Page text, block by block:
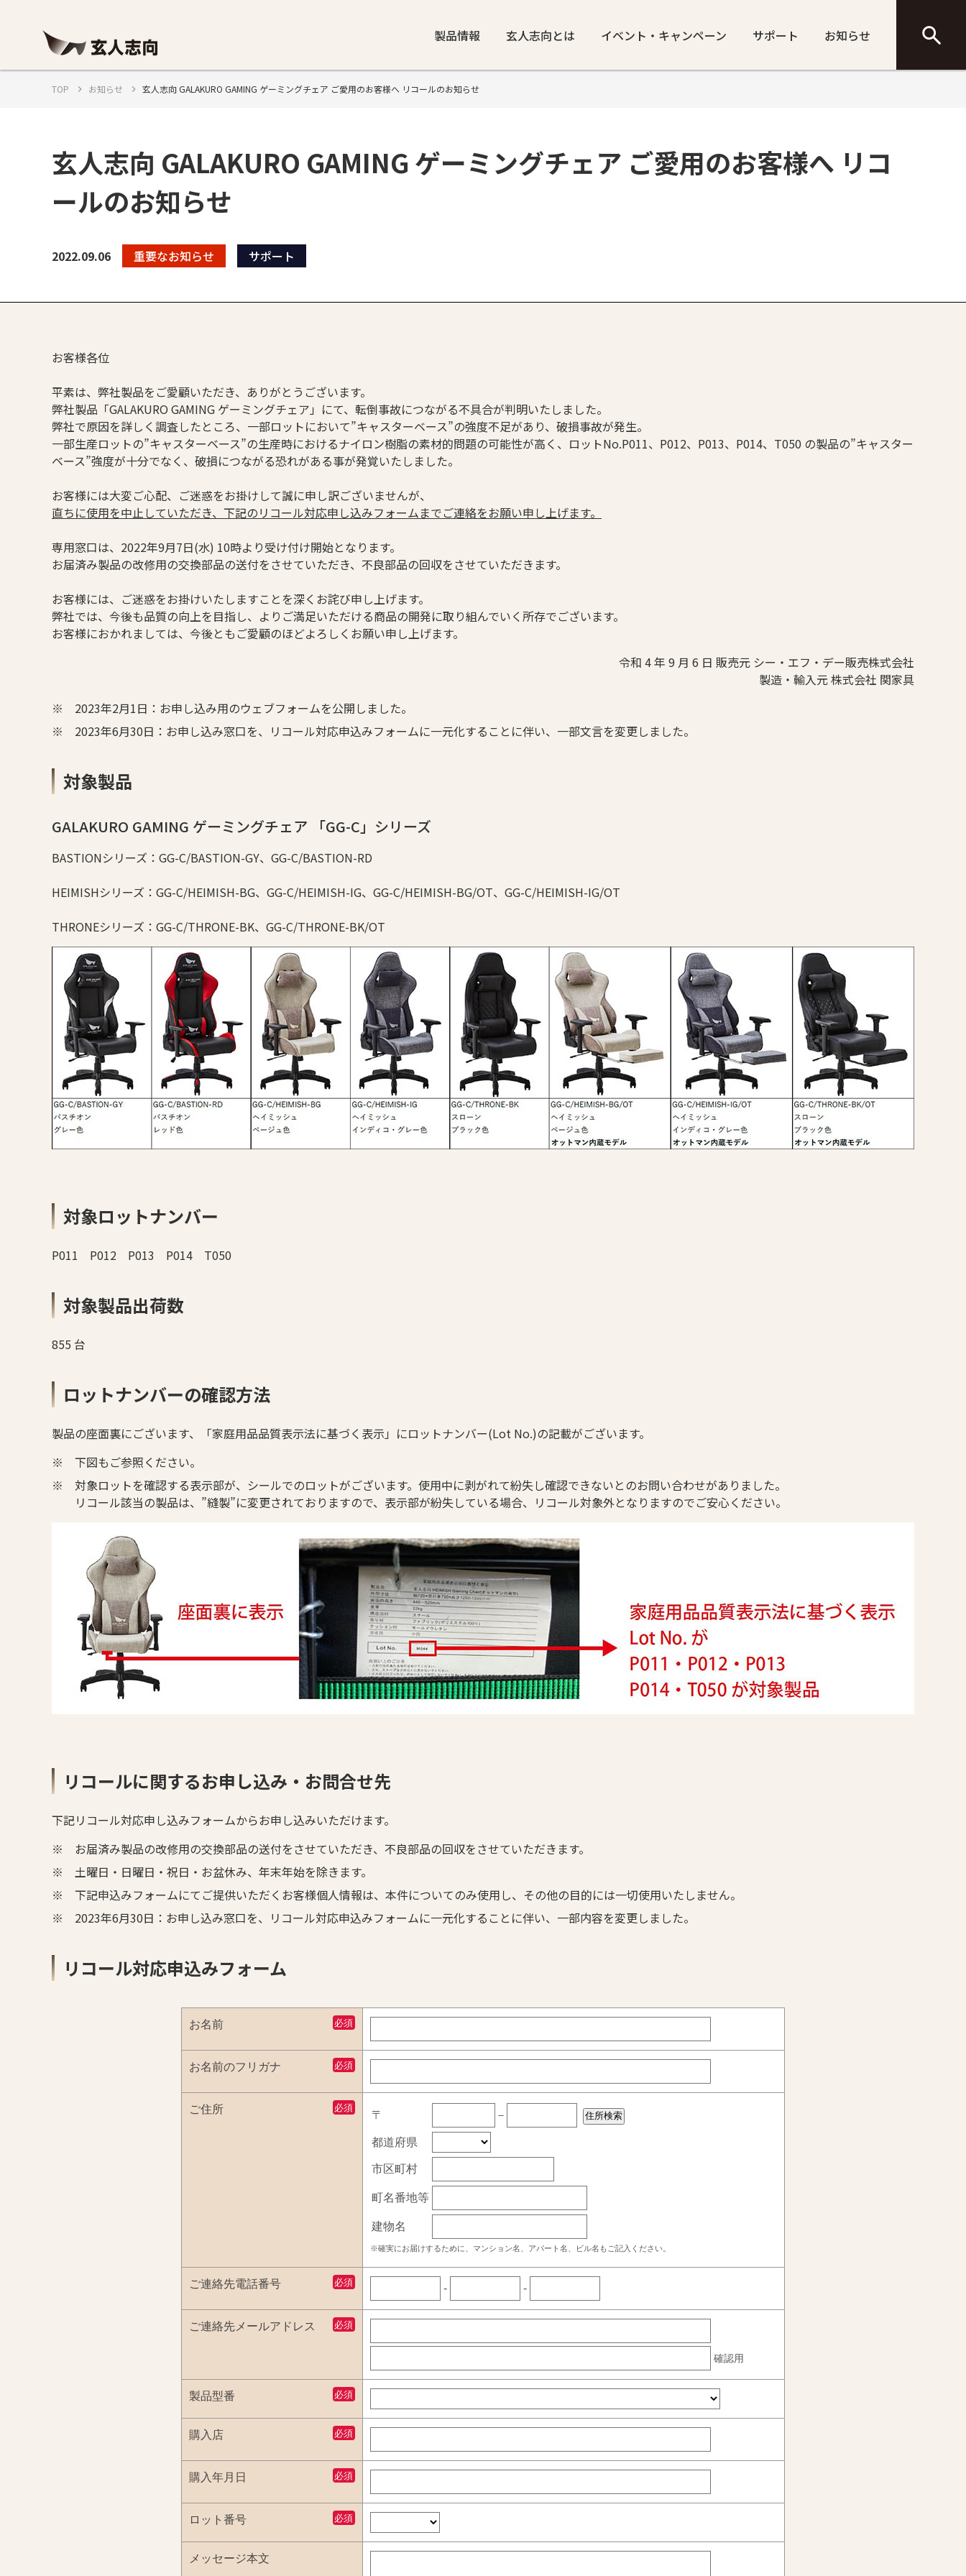
製品情報 玄人志向とは イベント・キャンペーン サポート お知らせ
TOP お知らせ 玄人志向 GALAKURO GAMING ゲーミングチェア ご愛用のお客様へ リコールのお知らせ
玄人志向 GALAKURO GAMING ゲーミングチェア ご愛用のお客様へ リコ
ールのお知らせ
2022.09.06 重要なお知らせ サポート
お客様各位
平素は、弊社製品をご愛顧いただき、ありがとうございます。
弊社製品「GALAKURO GAMING ゲーミングチェア」にて、転倒事故につながる不具合が判明いたしました。
弊社で原因を詳しく調査したところ、一部ロットにおいて”キャスターベース”の強度不足があり、破損事故が発生。
一部生産ロットの”キャスターベース”の生産時におけるナイロン樹脂の素材的問題の可能性が高く、ロットNo.P011、P012、P013、P014、T050 の製品の”キャスター
ベース”強度が十分でなく、破損につながる恐れがある事が発覚いたしました。
お客様には大変ご心配、ご迷惑をお掛けして誠に申し訳ございませんが、
直ちに使用を中止していただき、下記のリコール対応申し込みフォームまでご連絡をお願い申し上げます。
専用窓口は、2022年9月7日(水) 10時より受け付け開始となります。
お届済み製品の改修用の交換部品の送付をさせていただき、不良部品の回収をさせていただきます。
お客様には、ご迷惑をお掛けいたしますことを深くお詫び申し上げます。
弊社では、今後も品質の向上を目指し、よりご満足いただける商品の開発に取り組んでいく所存でございます。
お客様におかれましては、今後ともご愛顧のほどよろしくお願い申し上げます。
令和 4 年 9 月 6 日 販売元 シー・エフ・デー販売株式会社
製造・輸入元 株式会社 関家具
※
2023年2月1日：お申し込み用のウェブフォームを公開しました。
※
2023年6月30日：お申し込み窓口を、リコール対応申込みフォームに一元化することに伴い、一部文言を変更しました。
対象製品
GALAKURO GAMING ゲーミングチェア 「GG-C」シリーズ
BASTIONシリーズ：GG-C/BASTION-GY、GG-C/BASTION-RD
HEIMISHシリーズ：GG-C/HEIMISH-BG、GG-C/HEIMISH-IG、GG-C/HEIMISH-BG/OT、GG-C/HEIMISH-IG/OT
THRONEシリーズ：GG-C/THRONE-BK、GG-C/THRONE-BK/OT
対象ロットナンバー
P011 P012 P013 P014 T050
対象製品出荷数
855 台
ロットナンバーの確認方法
製品の座面裏にございます、「家庭用品品質表示法に基づく表示」にロットナンバー(Lot No.)の記載がございます。
※
下図もご参照ください。
※
対象ロットを確認する表示部が、シールでのロットがございます。使用中に剥がれて紛失し確認できないとのお問い合わせがありました。
リコール該当の製品は、”縫製”に変更されておりますので、表示部が紛失している場合、リコール対象外となりますのでご安心ください。
リコールに関するお申し込み・お問合せ先
下記リコール対応申し込みフォームからお申し込みいただけます。
※
お届済み製品の改修用の交換部品の送付をさせていただき、不良部品の回収をさせていただきます。
※
土曜日・日曜日・祝日・お盆休み、年末年始を除きます。
※
下記申込みフォームにてご提供いただくお客様個人情報は、本件についてのみ使用し、その他の目的には一切使用いたしません。
※
2023年6月30日：お申し込み窓口を、リコール対応申込みフォームに一元化することに伴い、一部内容を変更しました。
リコール対応申込みフォーム